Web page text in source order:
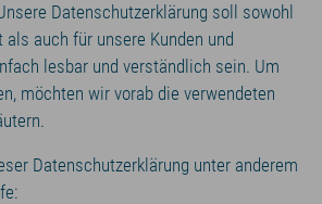
Datenschutzerklärung soll sowohl
auch für unsere Kunden und
lesbar und verständlich sein. Um
möchten wir vorab die verwendeten
Datenschutzerklärung unter anderem